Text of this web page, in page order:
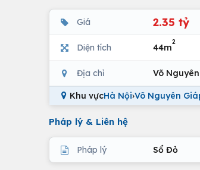
Giá 2.35 tỷ
Diện tích 44m
2
Địa chỉ Võ
Khu vựcHà Nội›Võ Nguyên
Pháp lý & Liên hệ
Pháp lý Sổ Đỏ